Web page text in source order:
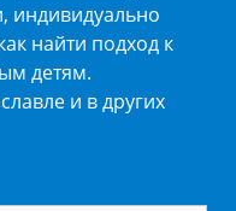
индивидуально
найти подход к
детям.
и в других